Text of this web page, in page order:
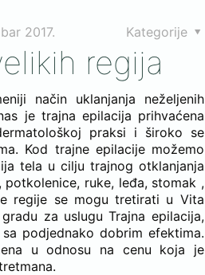
2017. Kategorije
regija
način uklanjanja neželjenih
je trajna epilacija prihvaćena
praksi i široko se
Kod trajne epilacije možemo
tela u cilju trajnog otklanjanja
ruke, leđa, stomak ,
regije se mogu tretirati u Vita
za uslugu Trajna epilacija,
podjednako dobrim efektima.
u odnosu na cenu koja je